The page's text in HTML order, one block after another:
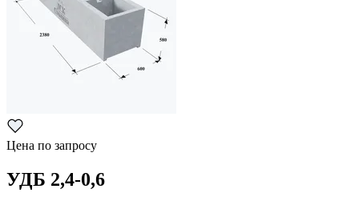
Цена по запросу
УДБ 2,4-0,6